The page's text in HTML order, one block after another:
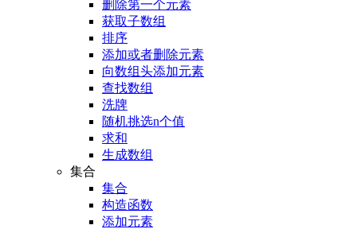
删除第一个元素
获取子数组
排序
添加或者删除元素
向数组头添加元素
查找数组
洗牌
随机挑选n个值
求和
生成数组
集合
集合
构造函数
添加元素